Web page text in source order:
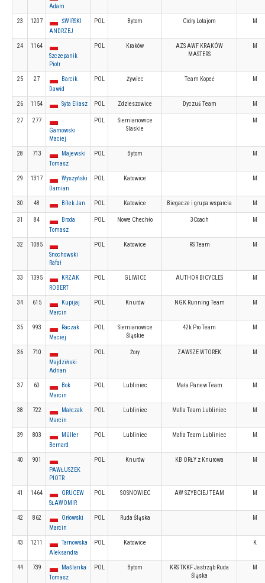
Adam
23 1207
ŚWIRSKI
ANDRZEJ
POL Bytom Cidry Lotajom M
24
1164
Szczepanik
Piotr
POL Kraków
AZS AWF KRAKÓW
MASTERS
M
25 27
Barcik
Dawid
POL Żywiec Team Kopeć M
26 1154 Syta Eliasz POL Zdzieszowice Dyczuś Team M
27
277
Garnowski
Maciej
POL
Siemianowice
Slaskie
M
28 713
Majewski
Tomasz
POL Bytom M
29 1317
Wyszyński
Damian
POL Katowice M
30 48 Bílek Jan POL Katowice Biegacze i grupa wsparcia M
31 84
Broda
Tomasz
POL Nowe Chechło 3Coach M
32
1085
Snochowski
Rafał
POL Katowice RS Team M
33 1395
KRZAK
ROBERT
POL GLIWICE AUTHOR BICYCLES M
34 615
Kupijaj
Marcin
POL Knurów NGK Running Team M
35 993
Raczak
Maciej
POL
Siemianowice
Śląskie
42k Pro Team M
36
710
Majdziński
Adrian
POL Żory ZAWSZE WTOREK M
37 60
Bok
Marcin
POL Lubliniec Mała Panew Team M
38 722
Małczak
Marcin
POL Lubliniec Mafia Team Lubliniec M
39 803
Müller
Bernard
POL Lubliniec Mafia Team Lubliniec M
40
901
PAWŁUSZEK
PIOTR
POL Knurów KB ORŁY z Knurowa M
41 1464
GRUCEW
SŁAWOMIR
POL SOSNOWIEC AW SZYBCIEJ TEAM M
42 862
Orłowski
Marcin
POL Ruda Śląska M
43 1211
Tarnowska
Aleksandra
POL Katowice K
44 739
Maślanka
Tomasz
POL Bytom
KRS TKKF Jastrząb Ruda
Śląska
M